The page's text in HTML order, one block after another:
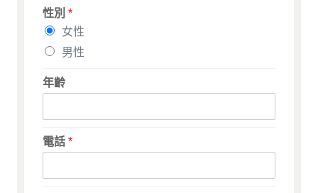
性別*
女性
男性
年齡
電話*